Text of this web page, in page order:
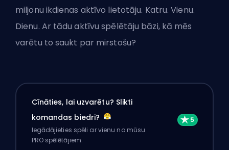
miljonu ikdienas aktīvo lietotāju. Katru. Vienu.
Dienu. Ar tādu aktīvu spēlētāju bāzi, kā mēs
varētu to saukt par mirstošu?
Cīnāties, lai uzvarētu? Slikti
komandas biedri?
Iegādājieties spēli ar vienu no mūsu
PRO spēlētājiem.